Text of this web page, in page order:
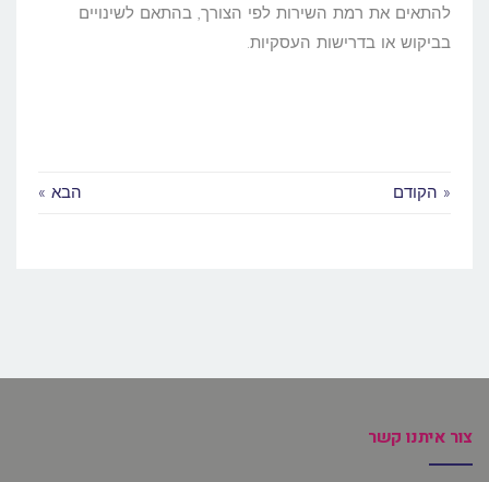
להתאים את רמת השירות לפי הצורך, בהתאם לשינויים
בביקוש או בדרישות העסקיות.
« הקודם הבא »
צור איתנו קשר